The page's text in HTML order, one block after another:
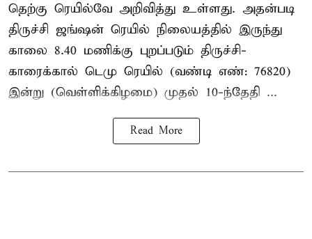
தெற்கு ரெயில்வே அறிவித்து உள்ளது. அதன்படி
திருச்சி ஜங்ஷன் ரெயில் நிலையத்தில் இருந்து
காலை 8.40 மணிக்கு புறப்படும் திருச்சி-
காரைக்கால் டெமு ரெயில் (வண்டி எண்: 76820)
இன்று (வெள்ளிக்கிழமை) முதல் 10-ந்தேதி ...
Read More